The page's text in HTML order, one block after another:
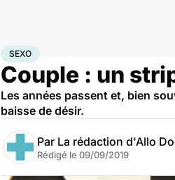
AccueilBien-être
SEXO
Couple : un
Les années passent et, bien
baisse de désir.
Par La rédaction d'Allo
Rédigé le 09/09/2019